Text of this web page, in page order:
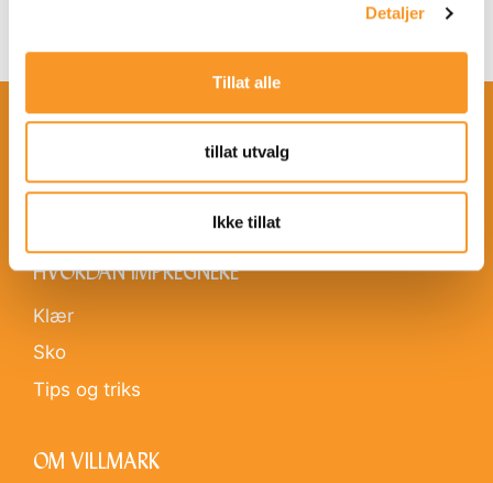
Detaljer
Tillat alle
tillat utvalg
Ikke tillat
HVORDAN IMPREGNERE
Klær
Sko
Tips og triks
OM VILLMARK